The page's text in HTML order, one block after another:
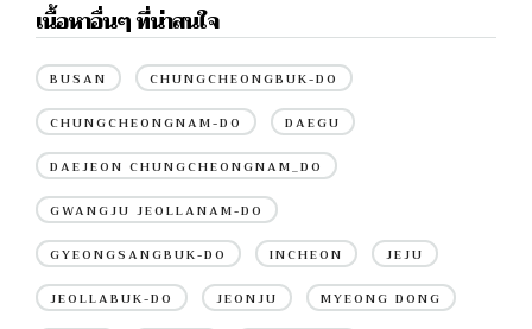
เนื้อหาอื่นๆ ที่น่าสนใจ
BUSAN CHUNGCHEONGBUK-DO
CHUNGCHEONGNAM-DO DAEGU
DAEJEON CHUNGCHEONGNAM_DO
GWANGJU JEOLLANAM-DO
GYEONGSANGBUK-DO INCHEON JEJU
JEOLLABUK-DO JEONJU MYEONG DONG